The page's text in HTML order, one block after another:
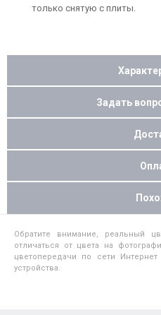
только снятую с плиты.
Задать
Обратите внимание, реальный
отличаться от цвета на
цветопередачи по сети
устройства.